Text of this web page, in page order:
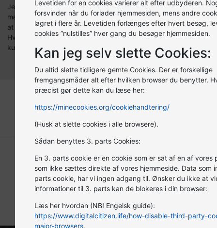
Jeg ringede for at høre om han kunne lappe et dæk. Han var
mere interesseret i at få servicen på min bil og gjorde det klart
at hvis han skulle lappe mit dæk skulle han også ha servicen.
Hvis han havde lappet dækket og givet en god service istedet,
kunne det jo være jeg havde blevet fast kunde.
Artikler fra AutoPartner
Levetiden for en cookies varierer alt efter udbyderen.
forsvinder når du forlader hjemmesiden, mens andre
lagret i flere år. Levetiden forlænges efter hvert besøg,
cookies ”nulstilles” hver gang du besøger hjemmesiden.
Kan jeg selv slette Cookies:
Du altid slette tidligere gemte Cookies. Der er forskellige
fremgangsmåder alt efter hvilken browser du benytter.
præcist gør dette kan du læse her:
https://minecookies.org/cookiehandtering/
(Husk at slette cookies i alle browsere).
Sådan benyttes 3. parts Cookies:
En 3. parts cookie er en cookie som er sat af en af vores
som ikke sættes direkte af vores hjemmeside. Data som
parts cookie, har vi ingen adgang til. Ønsker du ikke at
informationer til 3. parts kan de blokeres i din browser:
Læs her hvordan (NB! Engelsk guide):
https://www.digitalcitizen.life/how-disable-third-party-
major-browsers.